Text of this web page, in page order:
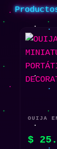
OUIJA
$